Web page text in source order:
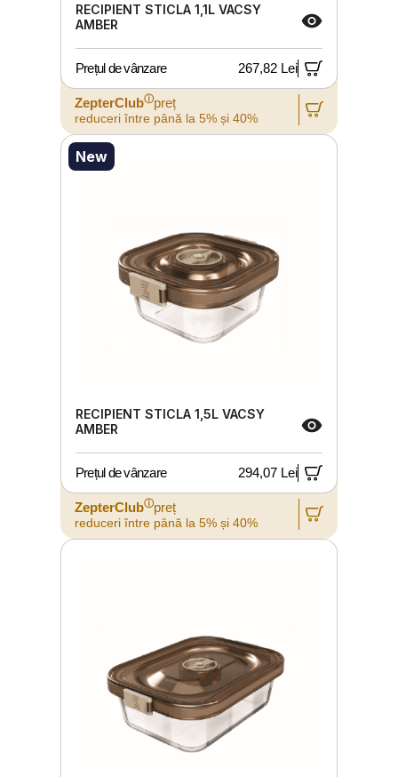
RECIPIENT STICLA 1,1L VACSY
AMBER
Prețul de vânzare 267,82 Lei
ZepterClubⓘpreț
reduceri între până la 5% și 40%
New
RECIPIENT STICLA 1,5L VACSY
AMBER
Prețul de vânzare 294,07 Lei
ZepterClubⓘpreț
reduceri între până la 5% și 40%